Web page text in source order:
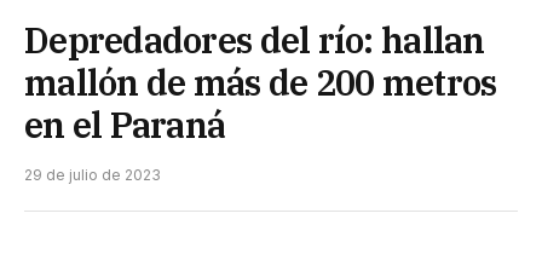
Depredadores del río: hallan
mallón de más de 200 metros
en el Paraná
29 de julio de 2023